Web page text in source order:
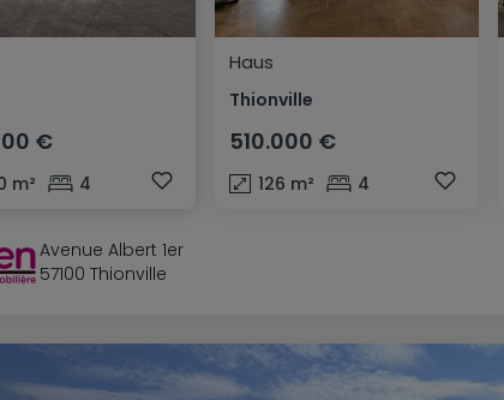
€
m² 4
Haus
Thionville
510.000 €
126 m² 4
Avenue Albert 1er
57100 Thionville